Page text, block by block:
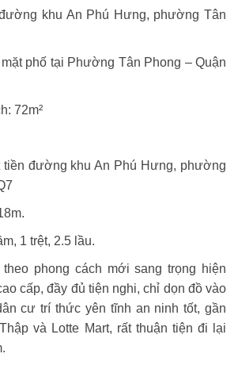
khu An Phú Hưng, phường Tân
phố tại Phường Tân Phong – Quận
72m²
tiền đường khu An Phú Hưng, phường
1 trệt, 2.5 lầu.
theo phong cách mới sang trọng hiện
cấp, đầy đủ tiện nghi, chỉ dọn đồ vào
cư trí thức yên tĩnh an ninh tốt, gần
và Lotte Mart, rất thuận tiện đi lại